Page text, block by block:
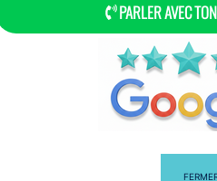
¿Cómo Utilizas El
Para El
PARLER AVEC